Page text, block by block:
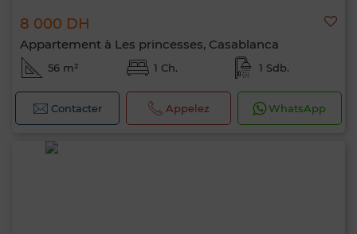
8 000 DH
Appartement à Les princesses, Casablanca
56 m² 1 Ch. 1 Sdb.
Contacter Appelez WhatsApp